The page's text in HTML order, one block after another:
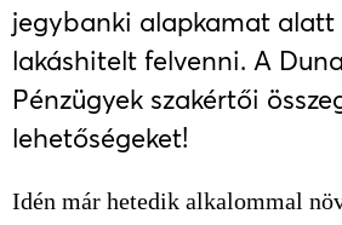
jegybanki alapkamat alatt
lakáshitelt felvenni. A
Pénzügyek szakértői
lehetőségeket!
Idén már hetedik alkalommal